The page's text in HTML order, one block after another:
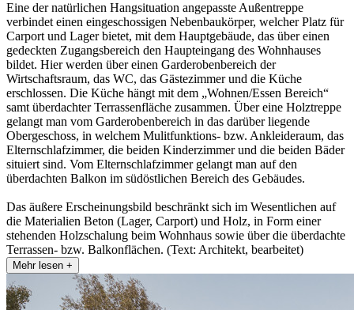
Eine der natürlichen Hangsituation angepasste Außentreppe
verbindet einen eingeschossigen Nebenbaukörper, welcher Platz für
Carport und Lager bietet, mit dem Hauptgebäude, das über einen
gedeckten Zugangsbereich den Haupteingang des Wohnhauses
bildet. Hier werden über einen Garderobenbereich der
Wirtschaftsraum, das WC, das Gästezimmer und die Küche
erschlossen. Die Küche hängt mit dem „Wohnen/Essen Bereich“
samt überdachter Terrassenfläche zusammen. Über eine Holztreppe
gelangt man vom Garderobenbereich in das darüber liegende
Obergeschoss, in welchem Mulitfunktions- bzw. Ankleideraum, das
Elternschlafzimmer, die beiden Kinderzimmer und die beiden Bäder
situiert sind. Vom Elternschlafzimmer gelangt man auf den
überdachten Balkon im südöstlichen Bereich des Gebäudes.
Das äußere Erscheinungsbild beschränkt sich im Wesentlichen auf
die Materialien Beton (Lager, Carport) und Holz, in Form einer
stehenden Holzschalung beim Wohnhaus sowie über die überdachte
Terrassen- bzw. Balkonflächen. (Text: Architekt, bearbeitet)
Mehr lesen +